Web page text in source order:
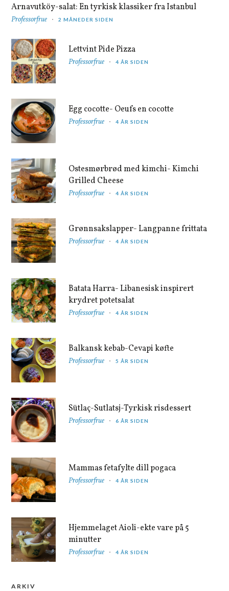
Arnavutköy-salat: En tyrkisk klassiker fra Istanbul
Professorfrue 2 MÅNEDER SIDEN
Lettvint Pide Pizza
Professorfrue 4 ÅR SIDEN
Egg cocotte- Oeufs en cocotte
Professorfrue 4 ÅR SIDEN
Ostesmørbrød med kimchi- Kimchi
Grilled Cheese
Professorfrue 4 ÅR SIDEN
Grønnsakslapper- Langpanne frittata
Professorfrue 4 ÅR SIDEN
Batata Harra- Libanesisk inspirert
krydret potetsalat
Professorfrue 4 ÅR SIDEN
Balkansk kebab-Cevapi køfte
Professorfrue 5 ÅR SIDEN
Sütlaç-Sutlatsj-Tyrkisk risdessert
Professorfrue 6 ÅR SIDEN
Mammas fetafylte dill pogaca
Professorfrue 4 ÅR SIDEN
Hjemmelaget Aioli-ekte vare på 5
minutter
Professorfrue 4 ÅR SIDEN
ARKIV